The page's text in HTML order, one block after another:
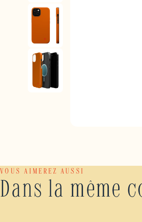
VOUS AIMEREZ AUSSI
Dans la même